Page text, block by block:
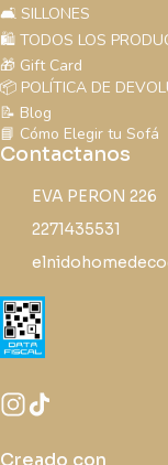
🛋️ SILLONES
🛍️ TODOS LOS
🎁 Gift Card
📦 POLÍTICA DE
📝 Blog
📘 Cómo Elegir tu Sofá
Contactanos
EVA PERON 226
2271435531
Creado con